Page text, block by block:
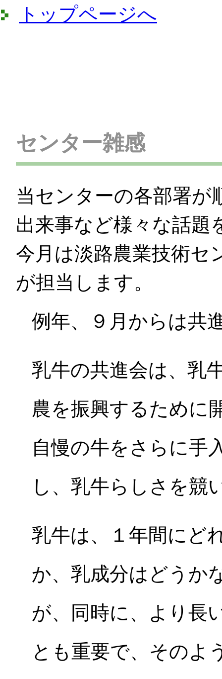
トップページへ
センター雑感
当センターの各部署が
出来事など様々な話題
今月は淡路農業技術
が担当します。
例年、９月からは共
乳牛の共進会は、乳
農を振興するために
自慢の牛をさらに手
し、乳牛らしさを競
乳牛は、１年間にど
か、乳成分はどうか
が、同時に、より長
とも重要で、そのよ